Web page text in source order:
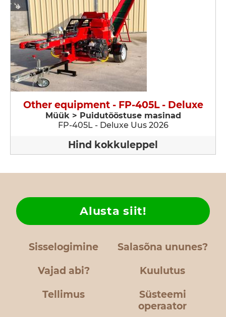
Other equipment - FP-405L - Deluxe
Müük > Puidutööstuse masinad
FP-405L - Deluxe Uus 2026
Hind kokkuleppel
Sisselogimine Salasõna ununes?
Vajad abi?
Alusta siit!
Kuulutus
Tellimus
Süsteemi
operaator